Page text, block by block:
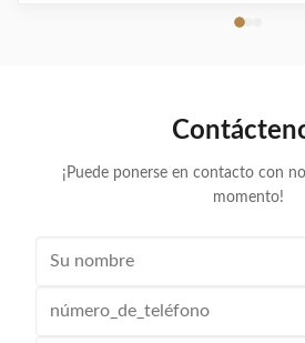
producen.pdf Modelo compatible:El
¡Puede ponerse en contacto con
momento!